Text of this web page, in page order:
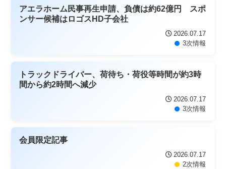
アエラホーム民事再生申請、負債は約62億円 スポ
ンサー候補はロゴスHD子会社
2026.07.17
3次情報
トラックドライバー、荷待ち・荷役等時間が約3時
間から約2時間へ減少
2026.07.17
3次情報
会員限定記事
2026.07.17
2次情報